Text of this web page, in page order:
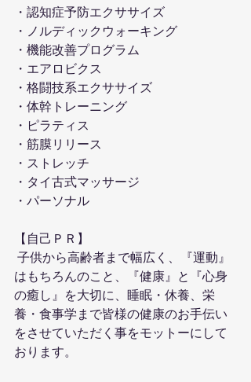
・認知症予防エクササイズ
・ノルディックウォーキング
・機能改善プログラム
・エアロビクス
・格闘技系エクササイズ
・体幹トレーニング
・ピラティス
・筋膜リリース
・ストレッチ
・タイ古式マッサージ
・パーソナル
【自己ＰＲ】
子供から高齢者まで幅広く、『運動』
はもちろんのこと、『健康』と『心身
の癒し』を大切に、睡眠・休養、栄
養・食事学まで皆様の健康のお手伝い
をさせていただく事をモットーにして
おります。